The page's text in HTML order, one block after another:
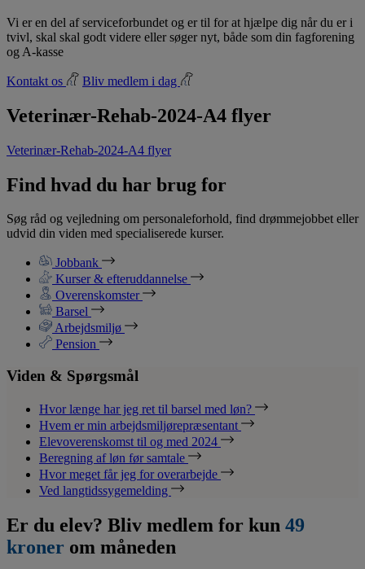
Vi er en del af serviceforbundet og er til for at hjælpe dig når du er i
tvivl, skal skal godt videre eller søger nyt, både som din fagforening
og A-kasse
Kontakt os Bliv medlem i dag
Veterinær-Rehab-2024-A4 flyer
Veterinær-Rehab-2024-A4 flyer
Find hvad du har brug for
Søg råd og vejledning om personaleforhold, find drømmejobbet eller
udvid din viden med specialiserede kurser.
Jobbank
Kurser & efteruddannelse
Overenskomster
Barsel
Arbejdsmiljø
Pension
Viden & Spørgsmål
Hvor længe har jeg ret til barsel med løn?
Hvem er min arbejdsmiljørepræsentant
Elevoverenskomst til og med 2024
Beregning af løn før samtale
Hvor meget får jeg for overarbejde
Ved langtidssygemelding
Er du elev? Bliv medlem for kun 49
kroner om måneden